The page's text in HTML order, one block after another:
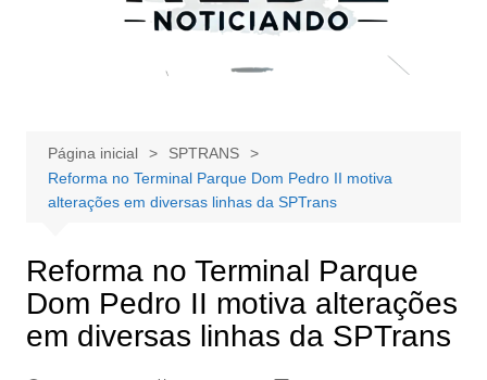
Página inicial
SPTRANS
Reforma no Terminal Parque Dom Pedro II motiva
alterações em diversas linhas da SPTrans
Reforma no Terminal Parque
Dom Pedro II motiva alterações
em diversas linhas da SPTrans